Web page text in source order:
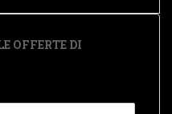
OFFERTE DI